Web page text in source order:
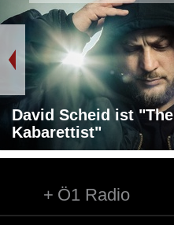
David Scheid ist "The
Kabarettist"
Ö1 Radio